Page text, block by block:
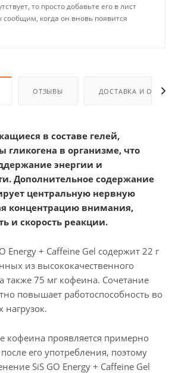
то просто добавьте его в лист
когда он вновь появится
ОТЗЫВЫ ДОСТАВКА И
в составе гелей,
гликогена в организме, что
энергии и
Дополнительное содержание
центральную нервную
концентрацию внимания,
и скорость реакции.
Energy + Caffeine Gel содержит 22 г
из высококачественного
также 75 мг кофеина. Сочетание
повышает работоспособность во
кофеина проявляется примерно
его употребления, поэтому
SiS GO Energy + Caffeine Gel